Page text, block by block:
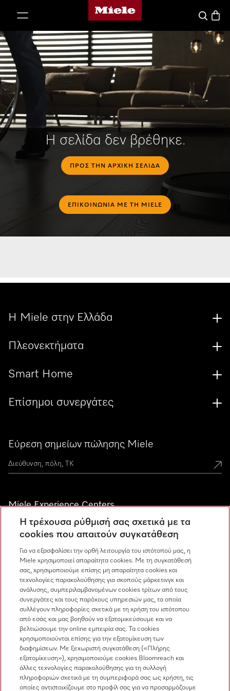
Αρχική σελίδα της Miele
Η σελίδα δεν βρέθηκε.
ΠΡΟΣ ΤΗΝ ΑΡΧΙΚΉ ΣΕΛΊΔΑ
ΕΠΙΚΟΙΝΩΝΊΑ ΜΕ ΤΗ MIELE
Εύρεση σημείων πώλησης Miele
Miele Experience Centers
Ανακαλύψτε τα Miele Experience Center
Newsletter
Η Miele στην Ελλάδα
Πλεονεκτήματα
Smart Home
Επίσημοι συνεργάτες
Miele στο Instagram
Miele στο Facebook
Miele στο Youtube
Η τρέχουσα ρύθμισή σας σχετικά με τα
cookies που απαιτούν συγκατάθεση
Για να εξασφαλίσει την ορθή λειτουργία του ιστότοπού μας, η
Miele χρησιμοποιεί απαραίτητα cookies. Με τη συγκατάθεσή
σας, χρησιμοποιούμε επίσης μη απαραίτητα cookies και
τεχνολογίες παρακολούθησης για σκοπούς μάρκετινγκ και
ανάλυσης, συμπεριλαμβανομένων cookies τρίτων από τους
συνεργάτες και τους παρόχους υπηρεσιών μας, τα οποία
συλλέγουν πληροφορίες σχετικά με τη χρήση του ιστότοπου
από εσάς και μας βοηθούν να εξατομικεύσουμε και να
βελτιώσουμε την online εμπειρία σας. Τα cookies
χρησιμοποιούνται επίσης για την εξατομίκευση των
διαφημίσεων. Με ξεχωριστή συγκατάθεση («Πλήρης
εξατομίκευση»), χρησιμοποιούμε cookies Bloomreach και
άλλες τεχνολογίες παρακολούθησης για τη συλλογή
πληροφοριών σχετικά με τη συμπεριφορά σας ως χρήστη, τις
οποίες αντιστοιχίζουμε στο προφίλ σας για να προσαρμόζουμε